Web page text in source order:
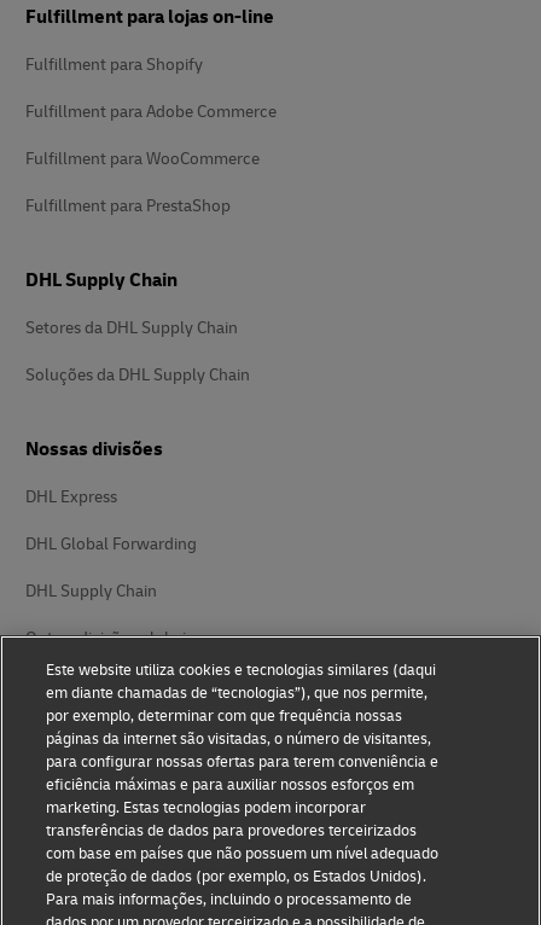
Fulfillment para lojas on-line
Fulfillment para Shopify
Fulfillment para Adobe Commerce
Fulfillment para WooCommerce
Fulfillment para PrestaShop
DHL Supply Chain
Setores da DHL Supply Chain
Soluções da DHL Supply Chain
Nossas divisões
DHL Express
DHL Global Forwarding
DHL Supply Chain
Outras divisões globais
Declaração de privacidade Notificação legal
Configurações de cookies
Este website utiliza cookies e tecnologias similares (daqui
em diante chamadas de “tecnologias”), que nos permite,
por exemplo, determinar com que frequência nossas
páginas da internet são visitadas, o número de visitantes,
para configurar nossas ofertas para terem conveniência e
eficiência máximas e para auxiliar nossos esforços em
marketing. Estas tecnologias podem incorporar
transferências de dados para provedores terceirizados
com base em países que não possuem um nível adequado
de proteção de dados (por exemplo, os Estados Unidos).
Para mais informações, incluindo o processamento de